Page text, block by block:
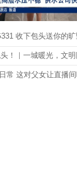
收下包头送你的
！｜一城暖光，文
常 这对父女让直播间